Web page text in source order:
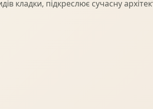
кладки, підкреслює сучасну